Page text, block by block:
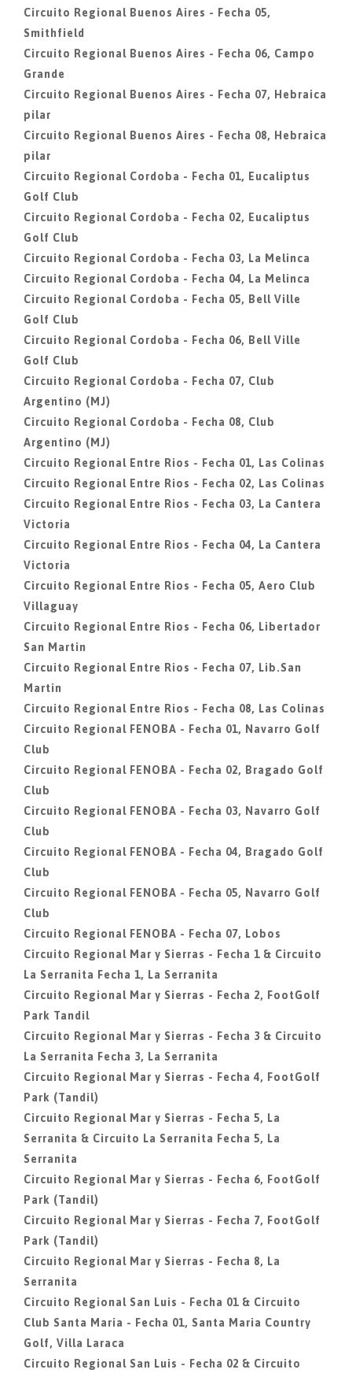
Circuito Regional Buenos Aires - Fecha 05,
Smithfield
Circuito Regional Buenos Aires - Fecha 06, Campo
Grande
Circuito Regional Buenos Aires - Fecha 07, Hebraica
pilar
Circuito Regional Buenos Aires - Fecha 08, Hebraica
pilar
Circuito Regional Cordoba - Fecha 01, Eucaliptus
Golf Club
Circuito Regional Cordoba - Fecha 02, Eucaliptus
Golf Club
Circuito Regional Cordoba - Fecha 03, La Melinca
Circuito Regional Cordoba - Fecha 04, La Melinca
Circuito Regional Cordoba - Fecha 05, Bell Ville
Golf Club
Circuito Regional Cordoba - Fecha 06, Bell Ville
Golf Club
Circuito Regional Cordoba - Fecha 07, Club
Argentino (MJ)
Circuito Regional Cordoba - Fecha 08, Club
Argentino (MJ)
Circuito Regional Entre Rios - Fecha 01, Las Colinas
Circuito Regional Entre Rios - Fecha 02, Las Colinas
Circuito Regional Entre Rios - Fecha 03, La Cantera
Victoria
Circuito Regional Entre Rios - Fecha 04, La Cantera
Victoria
Circuito Regional Entre Rios - Fecha 05, Aero Club
Villaguay
Circuito Regional Entre Rios - Fecha 06, Libertador
San Martin
Circuito Regional Entre Rios - Fecha 07, Lib.San
Martin
Circuito Regional Entre Rios - Fecha 08, Las Colinas
Circuito Regional FENOBA - Fecha 01, Navarro Golf
Club
Circuito Regional FENOBA - Fecha 02, Bragado Golf
Club
Circuito Regional FENOBA - Fecha 03, Navarro Golf
Club
Circuito Regional FENOBA - Fecha 04, Bragado Golf
Club
Circuito Regional FENOBA - Fecha 05, Navarro Golf
Club
Circuito Regional FENOBA - Fecha 07, Lobos
Circuito Regional Mar y Sierras - Fecha 1 & Circuito
La Serranita Fecha 1, La Serranita
Circuito Regional Mar y Sierras - Fecha 2, FootGolf
Park Tandil
Circuito Regional Mar y Sierras - Fecha 3 & Circuito
La Serranita Fecha 3, La Serranita
Circuito Regional Mar y Sierras - Fecha 4, FootGolf
Park (Tandil)
Circuito Regional Mar y Sierras - Fecha 5, La
Serranita & Circuito La Serranita Fecha 5, La
Serranita
Circuito Regional Mar y Sierras - Fecha 6, FootGolf
Park (Tandil)
Circuito Regional Mar y Sierras - Fecha 7, FootGolf
Park (Tandil)
Circuito Regional Mar y Sierras - Fecha 8, La
Serranita
Circuito Regional San Luis - Fecha 01 & Circuito
Club Santa Maria - Fecha 01, Santa Maria Country
Golf, Villa Laraca
Circuito Regional San Luis - Fecha 02 & Circuito